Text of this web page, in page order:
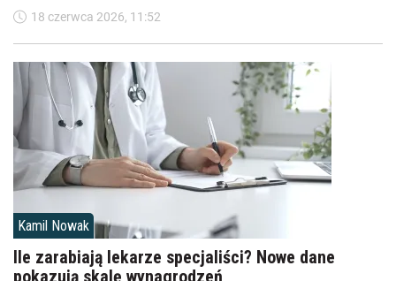
18 czerwca 2026, 11:52
Kamil Nowak
Ile zarabiają lekarze specjaliści? Nowe dane
pokazują skalę wynagrodzeń